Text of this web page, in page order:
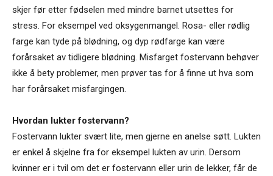
skjer før etter fødselen med mindre barnet utsettes for
stress. For eksempel ved oksygenmangel. Rosa- eller rødlig
farge kan tyde på blødning, og dyp rødfarge kan være
forårsaket av tidligere blødning. Misfarget fostervann behøver
ikke å bety problemer, men prøver tas for å finne ut hva som
har forårsaket misfargingen.
Hvordan lukter fostervann?
Fostervann lukter svært lite, men gjerne en anelse søtt. Lukten
er enkel å skjelne fra for eksempel lukten av urin. Dersom
kvinner er i tvil om det er fostervann eller urin de lekker, får de